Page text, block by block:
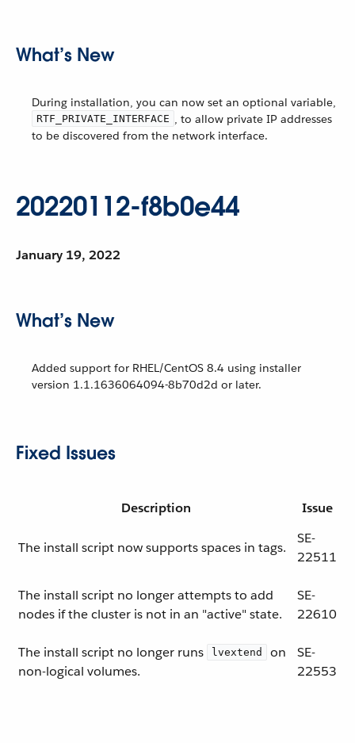
What’s New
During installation, you can now set an optional variable,
RTF_PRIVATE_INTERFACE , to allow private IP addresses
to be discovered from the network interface.
20220112-f8b0e44
January 19, 2022
What’s New
Added support for RHEL/CentOS 8.4 using installer
version 1.1.1636064094-8b70d2d or later.
Fixed Issues
Description Issue
The install script now supports spaces in tags.
SE-
22511
The install script no longer attempts to add
nodes if the cluster is not in an "active" state.
SE-
22610
The install script no longer runs lvextend
on
non-logical volumes.
SE-
22553